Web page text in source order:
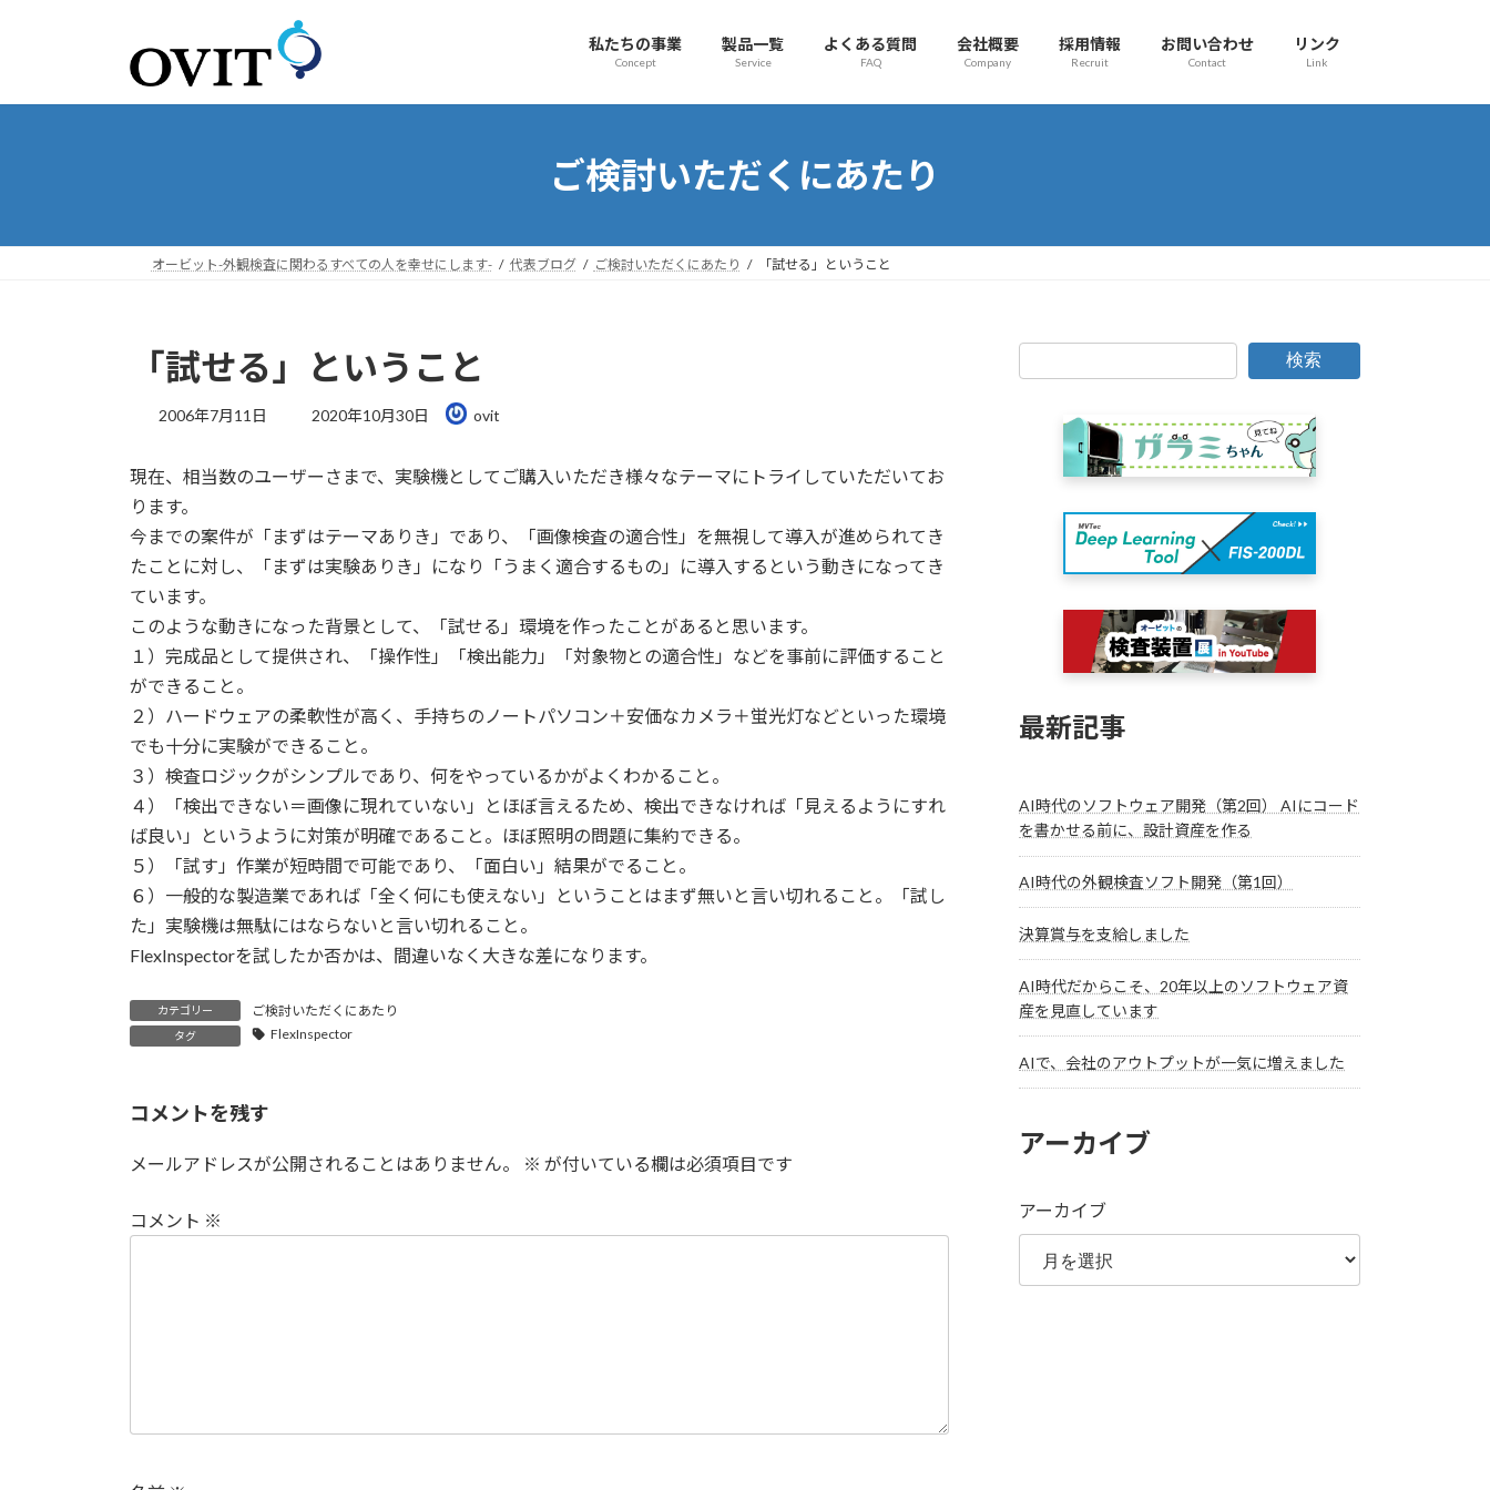
プ
動
私たちの事業
Concept
製品一覧
Service
よくある質問
FAQ
会社概要
Company
採用情報
Recruit
お問い合わせ
Contact
リンク
Link
ご検討いただくにあたり
オービット-外観検査に関わるすべての人を幸せにします- 代表ブログ ご検討いただくにあたり 「試せる」ということ
「試せる」ということ
2006年7月11日
最
新
:
2020年10月30日 ovit
現在、相当数のユーザーさまで、実験機としてご購入いただき様々なテーマにトライしていただいてお
ります。
今までの案件が「まずはテーマありき」であり、「画像検査の適合性」を無視して導入が進められてき
たことに対し、「まずは実験ありき」になり「うまく適合するもの」に導入するという動きになってき
ています。
このような動きになった背景として、「試せる」環境を作ったことがあると思います。
１）完成品として提供され、「操作性」「検出能力」「対象物との適合性」などを事前に評価すること
ができること。
２）ハードウェアの柔軟性が高く、手持ちのノートパソコン＋安価なカメラ＋蛍光灯などといった環境
でも十分に実験ができること。
３）検査ロジックがシンプルであり、何をやっているかがよくわかること。
４）「検出できない＝画像に現れていない」とほぼ言えるため、検出できなければ「見えるようにすれ
ば良い」というように対策が明確であること。ほぼ照明の問題に集約できる。
５）「試す」作業が短時間で可能であり、「面白い」結果がでること。
６）一般的な製造業であれば「全く何にも使えない」ということはまず無いと言い切れること。「試し
た」実験機は無駄にはならないと言い切れること。
FlexInspectorを試したか否かは、間違いなく大きな差になります。
カテゴリー ご検討いただくにあたり
タグ FlexInspector
コメントを残す
メールアドレスが公開されることはありません。 ※ が付いている欄は必須項目です
コメント ※
検索
最新記事
AI時代のソフトウェア開発（第2回） AIにコード
を書かせる前に、設計資産を作る
AI時代の外観検査ソフト開発（第1回）
決算賞与を支給しました
AI時代だからこそ、20年以上のソフトウェア資
産を見直しています
AIで、会社のアウトプットが一気に増えました
アーカイブ
アーカイブ